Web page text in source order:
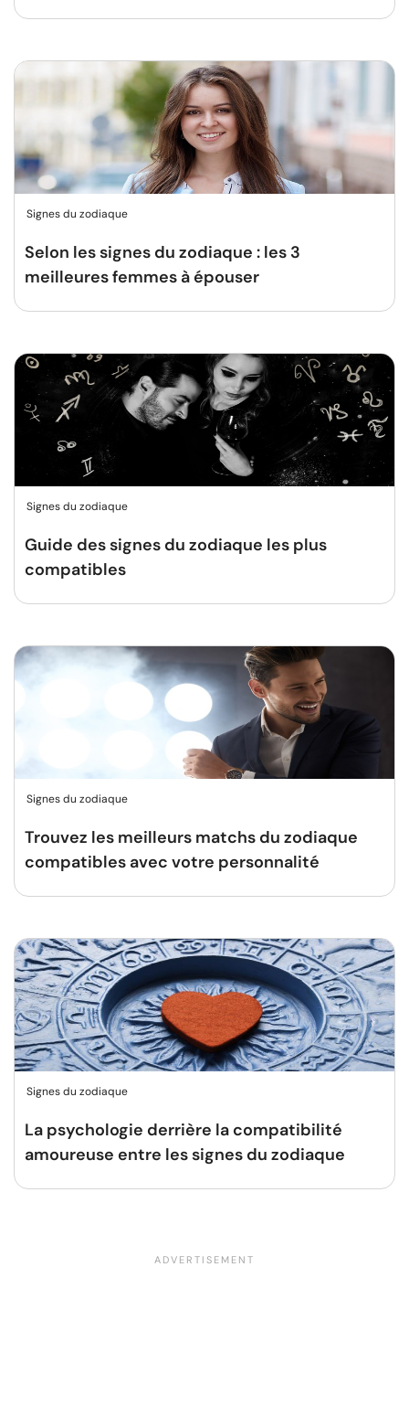
Signes du zodiaque
Selon les signes du zodiaque : les 3
meilleures femmes à épouser
Signes du zodiaque
Guide des signes du zodiaque les plus
compatibles
Signes du zodiaque
Trouvez les meilleurs matchs du zodiaque
compatibles avec votre personnalité
Signes du zodiaque
La psychologie derrière la compatibilité
amoureuse entre les signes du zodiaque